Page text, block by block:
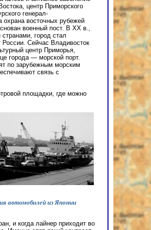
центр Приморского
генерал-
охрана восточных рубежей
военный пост. В XX в.,
город стал
Сейчас Владивосток
центр Приморья,
города — морской порт.
по зарубежным морским
связь с
площадки, где можно
автомобилей из Японии
и когда лайнер приходит во